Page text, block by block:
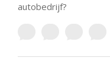
autobedrijf?